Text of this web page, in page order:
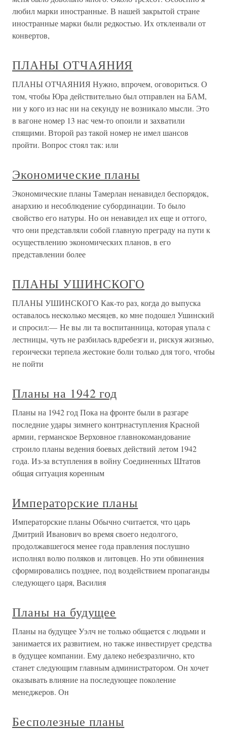
любил марки иностранные. В нашей закрытой стране
иностранные марки были редкостью. Их отклеивали от
конвертов,
ПЛАНЫ ОТЧАЯНИЯ
ПЛАНЫ ОТЧАЯНИЯ Нужно, впрочем, оговориться. О
том, чтобы Юра действительно был отправлен на БАМ,
ни у кого из нас ни на секунду не возникало мысли. Это
в вагоне номер 13 нас чем-то опоили и захватили
спящими. Второй раз такой номер не имел шансов
пройти. Вопрос стоял так: или
Экономические планы
Экономические планы Тамерлан ненавидел беспорядок,
анархию и несоблюдение субординации. То было
свойство его натуры. Но он ненавидел их еще и оттого,
что они представляли собой главную преграду на пути к
осуществлению экономических планов, в его
представлении более
ПЛАНЫ УШИНСКОГО
ПЛАНЫ УШИНСКОГО Как-то раз, когда до выпуска
оставалось несколько месяцев, ко мне подошел Ушинский
и спросил:— Не вы ли та воспитанница, которая упала с
лестницы, чуть не разбилась вдребезги и, рискуя жизнью,
героически терпела жестокие боли только для того, чтобы
не пойти
Планы на 1942 год
Планы на 1942 год Пока на фронте были в разгаре
последние удары зимнего контрнаступления Красной
армии, германское Верховное главнокомандование
строило планы ведения боевых действий летом 1942
года. Из-за вступления в войну Соединенных Штатов
общая ситуация коренным
Императорские планы
Императорские планы Обычно считается, что царь
Дмитрий Иванович во время своего недолгого,
продолжавшегося менее года правления послушно
исполнял волю поляков и литовцев. Но эти обвинения
сформировались позднее, под воздействием пропаганды
следующего царя, Василия
Планы на будущее
Планы на будущее Уэлч не только общается с людьми и
занимается их развитием, но также инвестирует средства
в будущее компании. Ему далеко небезразлично, кто
станет следующим главным администратором. Он хочет
оказывать влияние на последующее поколение
менеджеров. Он
Бесполезные планы